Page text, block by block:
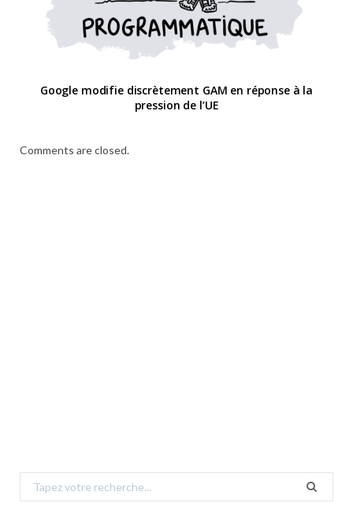
Google modifie discrètement GAM en réponse à la
pression de l’UE
Comments are closed.
Search
for: